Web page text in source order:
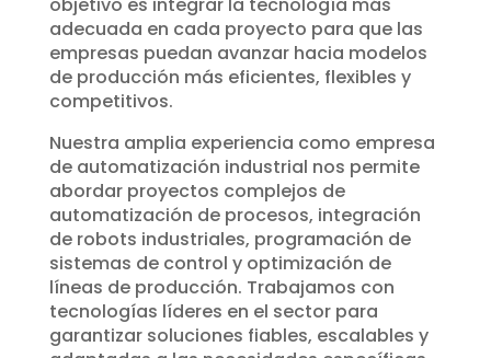
adecuada en cada proyecto para que las
empresas puedan avanzar hacia modelos
de producción más eficientes, flexibles y
competitivos.
Nuestra amplia experiencia como empresa
de automatización industrial nos permite
abordar proyectos complejos de
automatización de procesos, integración
de robots industriales, programación de
sistemas de control y optimización de
líneas de producción. Trabajamos con
tecnologías líderes en el sector para
garantizar soluciones fiables, escalables y